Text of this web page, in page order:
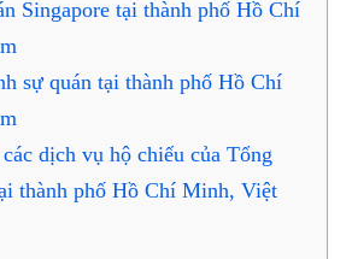
Singapore tại thành phố Hồ Chí
sự quán tại thành phố Hồ Chí
dịch vụ hộ chiếu của Tổng
thành phố Hồ Chí Minh, Việt